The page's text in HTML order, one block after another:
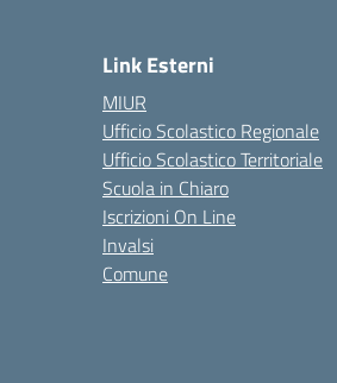
Link Esterni
MIUR
Ufficio Scolastico Regionale
Ufficio Scolastico Territoriale
Scuola in Chiaro
Iscrizioni On Line
Invalsi
Comune